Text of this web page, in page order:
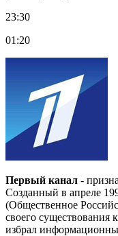
23:30
01:20
Первый канал -
Созданный в апреле
(Общественное
своего существования
избрал